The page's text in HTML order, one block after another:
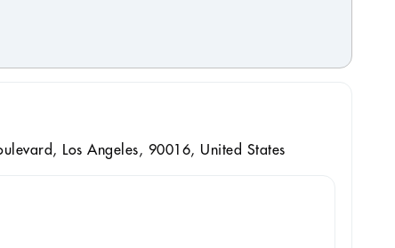
Los Angeles, 90016, United States